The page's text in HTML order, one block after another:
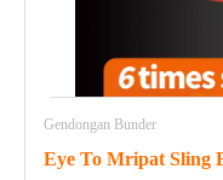
Gendongan Bunder
Eye To Mripat Sling